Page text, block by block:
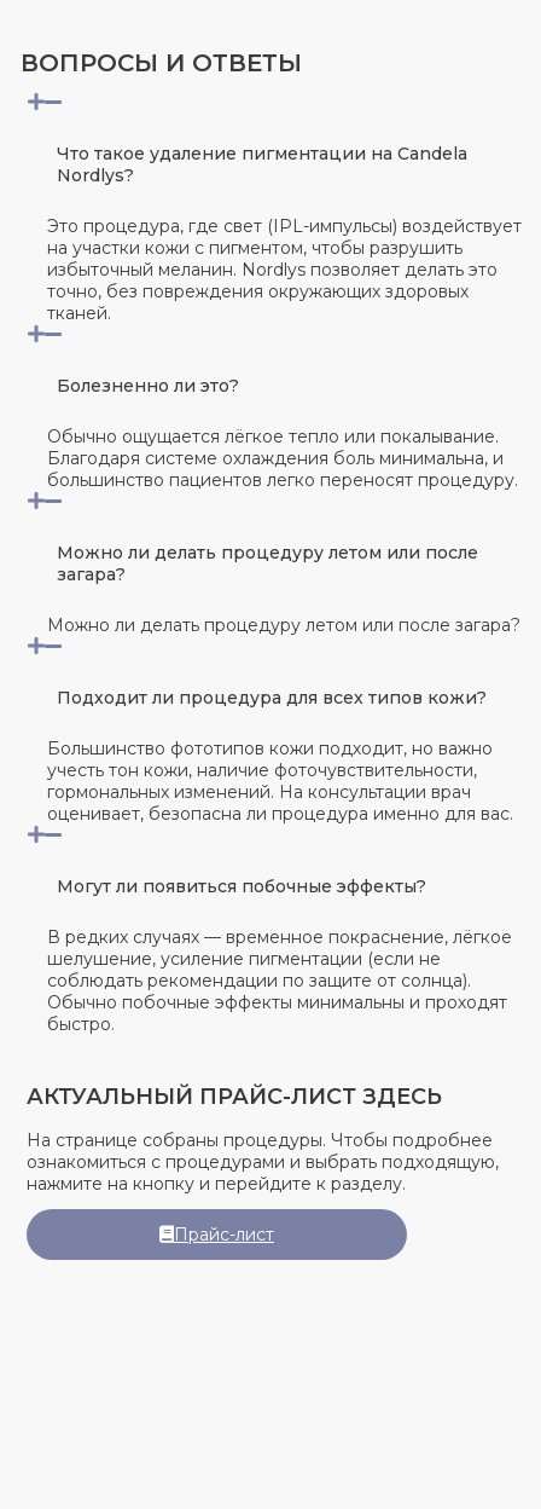
ВОПРОСЫ И ОТВЕТЫ
Что такое удаление пигментации на Candela
Nordlys?
Это процедура, где свет (IPL-импульсы) воздействует
на участки кожи с пигментом, чтобы разрушить
избыточный меланин. Nordlys позволяет делать это
точно, без повреждения окружающих здоровых
тканей.
Болезненно ли это?
Обычно ощущается лёгкое тепло или покалывание.
Благодаря системе охлаждения боль минимальна, и
большинство пациентов легко переносят процедуру.
Можно ли делать процедуру летом или после
загара?
Можно ли делать процедуру летом или после загара?
Подходит ли процедура для всех типов кожи?
Большинство фототипов кожи подходит, но важно
учесть тон кожи, наличие фоточувствительности,
гормональных изменений. На консультации врач
оценивает, безопасна ли процедура именно для вас.
Могут ли появиться побочные эффекты?
В редких случаях — временное покраснение, лёгкое
шелушение, усиление пигментации (если не
соблюдать рекомендации по защите от солнца).
Обычно побочные эффекты минимальны и проходят
быстро.
АКТУАЛЬНЫЙ ПРАЙС-ЛИСТ ЗДЕСЬ
На странице собраны процедуры. Чтобы подробнее
ознакомиться с процедурами и выбрать подходящую,
нажмите на кнопку и перейдите к разделу.
Прайс-лист